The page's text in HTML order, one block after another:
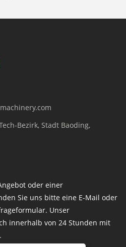
Bezirk, Stadt Baoding,
oder einer
Sie uns bitte eine E-Mail oder
Unser
innerhalb von 24 Stunden mit